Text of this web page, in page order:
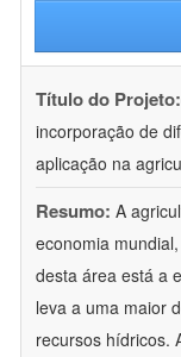
Título do Projeto:
incorporação de
aplicação na
Resumo: A
economia
desta área está a
leva a uma maior
recursos hídricos.